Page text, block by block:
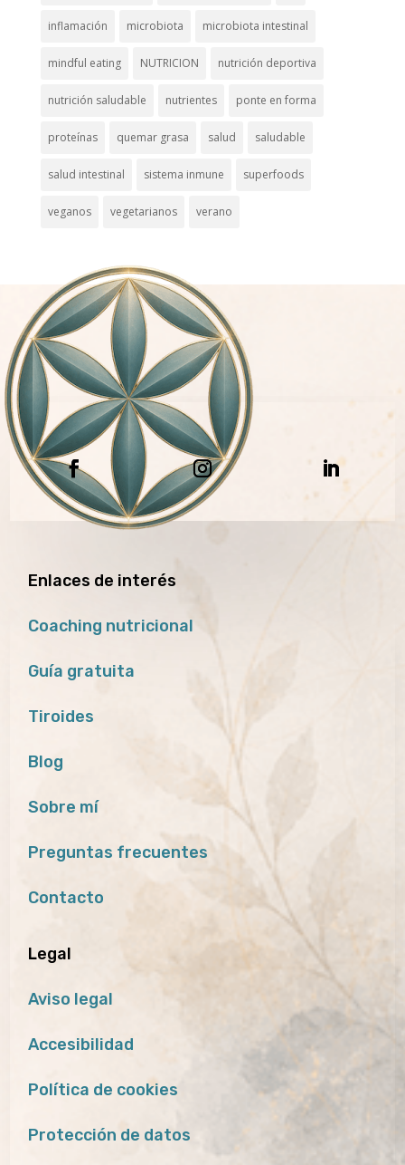
inflamación microbiota microbiota intestinal
mindful eating NUTRICION nutrición deportiva
nutrición saludable nutrientes ponte en forma
proteínas quemar grasa salud saludable
salud intestinal sistema inmune superfoods
veganos vegetarianos verano
Enlaces de interés
Coaching nutricional
Guía gratuita
Tiroides
Blog
Sobre mí
Preguntas frecuentes
Contacto
Legal
Aviso legal
Accesibilidad
Política de cookies
Protección de datos